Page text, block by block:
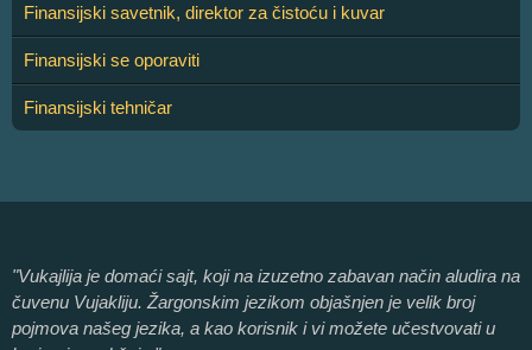
Finansijski savetnik, direktor za čistoću i kuvar
Finansijski se oporaviti
Finansijski tehničar
"Vukajlija je domaći sajt, koji na izuzetno zabavan način aludira na
čuvenu Vujakliju. Žargonskim jezikom objašnjen je velik broj
pojmova našeg jezika, a kao korisnik i vi možete učestvovati u